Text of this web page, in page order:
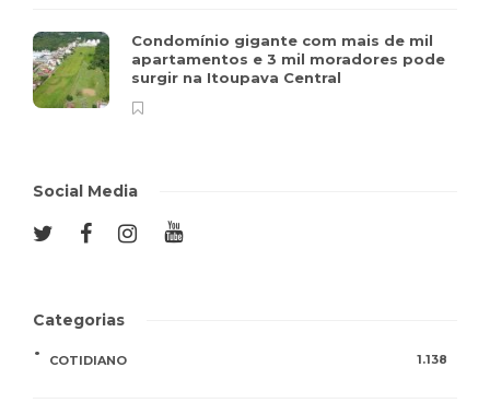
Condomínio gigante com mais de mil
apartamentos e 3 mil moradores pode
surgir na Itoupava Central
Social Media
Categorias
COTIDIANO 1.138